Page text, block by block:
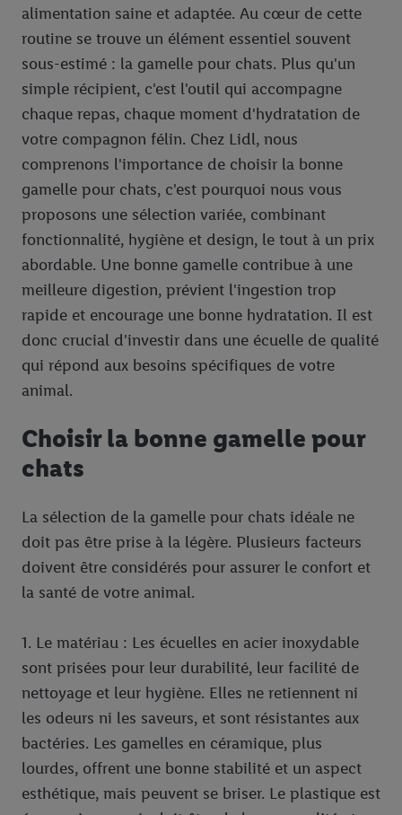
alimentation saine et adaptée. Au cœur de cette
routine se trouve un élément essentiel souvent
sous-estimé : la gamelle pour chats. Plus qu'un
simple récipient, c'est l'outil qui accompagne
chaque repas, chaque moment d'hydratation de
votre compagnon félin. Chez Lidl, nous
comprenons l'importance de choisir la bonne
gamelle pour chats, c'est pourquoi nous vous
proposons une sélection variée, combinant
fonctionnalité, hygiène et design, le tout à un prix
abordable. Une bonne gamelle contribue à une
meilleure digestion, prévient l'ingestion trop
rapide et encourage une bonne hydratation. Il est
donc crucial d'investir dans une écuelle de qualité
qui répond aux besoins spécifiques de votre
animal.
Choisir la bonne gamelle pour
chats
La sélection de la gamelle pour chats idéale ne
doit pas être prise à la légère. Plusieurs facteurs
doivent être considérés pour assurer le confort et
la santé de votre animal.
1. Le matériau : Les écuelles en acier inoxydable
sont prisées pour leur durabilité, leur facilité de
nettoyage et leur hygiène. Elles ne retiennent ni
les odeurs ni les saveurs, et sont résistantes aux
bactéries. Les gamelles en céramique, plus
lourdes, offrent une bonne stabilité et un aspect
esthétique, mais peuvent se briser. Le plastique est